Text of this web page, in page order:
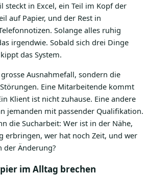
steckt in Excel, ein Teil im Kopf der
auf Papier, und der Rest in
Solange alles ruhig
irgendwie. Sobald sich drei Dinge
das System.
Ausnahmefall, sondern die
Eine Mitarbeitende kommt
Klient ist nicht zuhause. Eine andere
jemanden mit passender Qualifikation.
die Sucharbeit: Wer ist in der Nähe,
erbringen, wer hat noch Zeit, und wer
der Änderung?
im Alltag brechen